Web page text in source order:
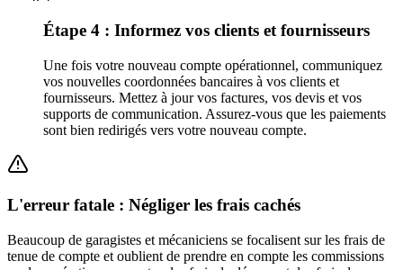
Étape 4 : Informez vos clients et fournisseurs
Une fois votre nouveau compte opérationnel, communiquez
vos nouvelles coordonnées bancaires à vos clients et
fournisseurs. Mettez à jour vos factures, vos devis et vos
supports de communication. Assurez-vous que les paiements
sont bien redirigés vers votre nouveau compte.
L'erreur fatale : Négliger les frais cachés
Beaucoup de garagistes et mécaniciens se focalisent sur les frais de
tenue de compte et oublient de prendre en compte les commissions